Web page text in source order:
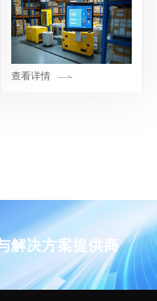
据、自动化设备（如 AGV
机器人、智能货架、分拣机
械臂）构建的智能化仓储管
查看详情
解决方案提供商